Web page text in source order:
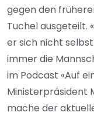
gegen den
Tuchel ausgeteilt.
er sich nicht
immer die
im Podcast «Auf
Ministerpräsident
mache der